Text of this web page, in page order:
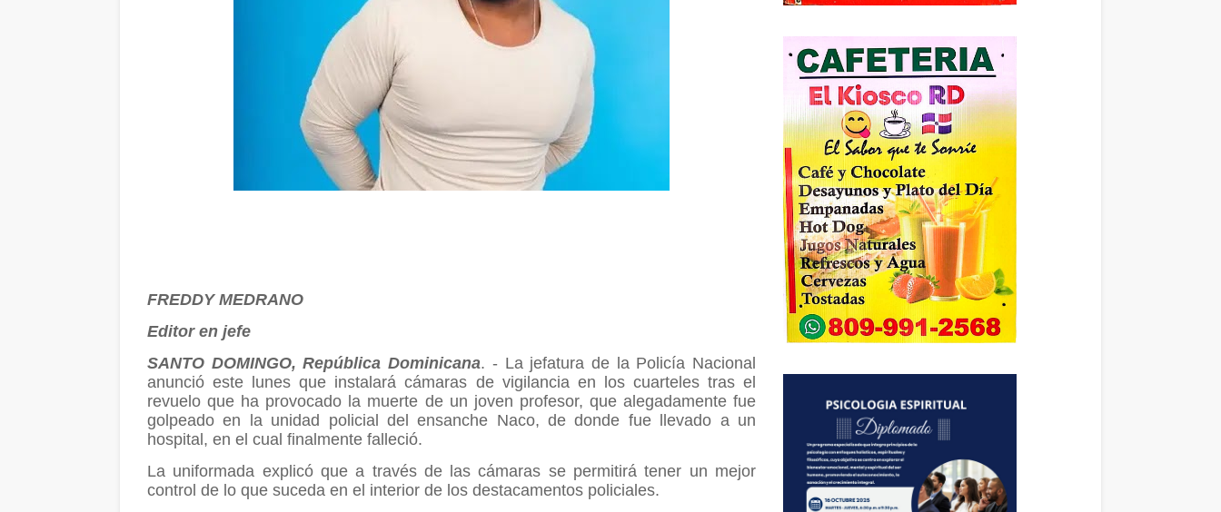
FREDDY MEDRANO
Editor en jefe
SANTO DOMINGO, República Dominicana. - La jefatura de la Policía Nacional
anunció este lunes que instalará cámaras de vigilancia en los cuarteles tras el
revuelo que ha provocado la muerte de un joven profesor, que alegadamente fue
golpeado en la unidad policial del ensanche Naco, de donde fue llevado a un
hospital, en el cual finalmente falleció.
La uniformada explicó que a través de las cámaras se permitirá tener un mejor
control de lo que suceda en el interior de los destacamentos policiales.